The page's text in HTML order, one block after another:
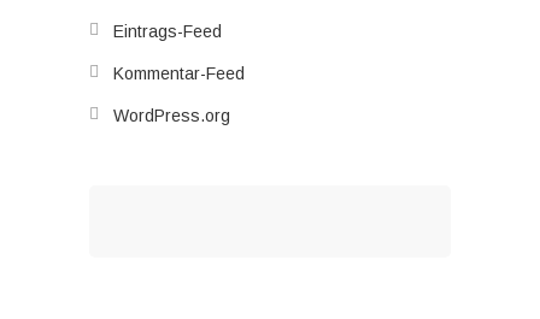
Eintrags-Feed
Kommentar-Feed
WordPress.org